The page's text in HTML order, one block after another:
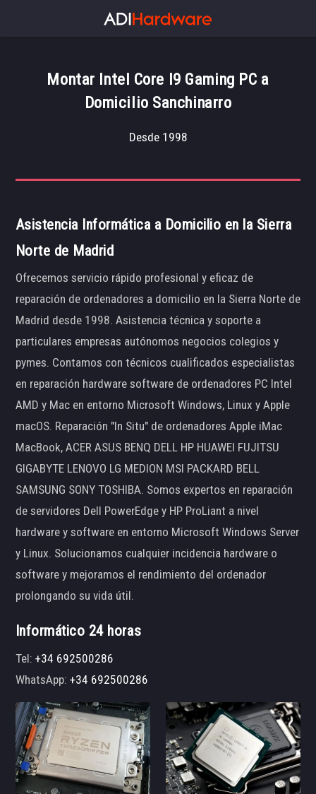
Montar Intel Core I9 Gaming PC a
Domicilio Sanchinarro
Desde 1998
Asistencia Informática a Domicilio en la Sierra
Norte de Madrid
Ofrecemos servicio rápido profesional y eficaz de
reparación de ordenadores a domicilio en la Sierra Norte de
Madrid desde 1998. Asistencia técnica y soporte a
particulares empresas autónomos negocios colegios y
pymes. Contamos con técnicos cualificados especialistas
en reparación hardware software de ordenadores PC Intel
AMD y Mac en entorno Microsoft Windows, Linux y Apple
macOS. Reparación "In Situ" de ordenadores Apple iMac
MacBook, ACER ASUS BENQ DELL HP HUAWEI FUJITSU
GIGABYTE LENOVO LG MEDION MSI PACKARD BELL
SAMSUNG SONY TOSHIBA. Somos expertos en reparación
de servidores Dell PowerEdge y HP ProLiant a nivel
hardware y software en entorno Microsoft Windows Server
y Linux. Solucionamos cualquier incidencia hardware o
software y mejoramos el rendimiento del ordenador
prolongando su vida útil.
Informático 24 horas
Tel:+34 692500286
WhatsApp:+34 692500286